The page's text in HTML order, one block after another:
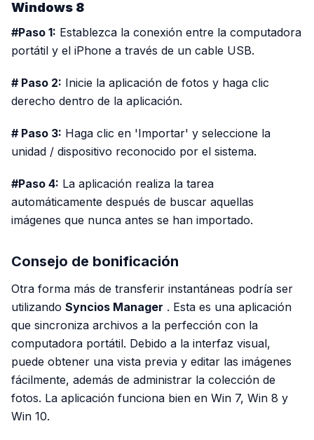
Windows 8
#Paso 1: Establezca la conexión entre la computadora
portátil y el iPhone a través de un cable USB.
# Paso 2: Inicie la aplicación de fotos y haga clic
derecho dentro de la aplicación.
# Paso 3: Haga clic en 'Importar' y seleccione la
unidad / dispositivo reconocido por el sistema.
#Paso 4: La aplicación realiza la tarea
automáticamente después de buscar aquellas
imágenes que nunca antes se han importado.
Consejo de bonificación
Otra forma más de transferir instantáneas podría ser
utilizando Syncios Manager . Esta es una aplicación
que sincroniza archivos a la perfección con la
computadora portátil. Debido a la interfaz visual,
puede obtener una vista previa y editar las imágenes
fácilmente, además de administrar la colección de
fotos. La aplicación funciona bien en Win 7, Win 8 y
Win 10.